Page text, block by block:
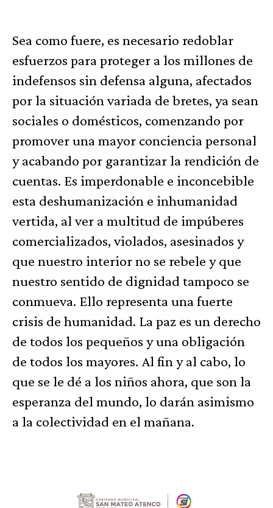
Sea como fuere, es necesario redoblar
esfuerzos para proteger a los millones de
indefensos sin defensa alguna, afectados
por la situación variada de bretes, ya sean
sociales o domésticos, comenzando por
promover una mayor conciencia personal
y acabando por garantizar la rendición de
cuentas. Es imperdonable e inconcebible
esta deshumanización e inhumanidad
vertida, al ver a multitud de impúberes
comercializados, violados, asesinados y
que nuestro interior no se rebele y que
nuestro sentido de dignidad tampoco se
conmueva. Ello representa una fuerte
crisis de humanidad. La paz es un derecho
de todos los pequeños y una obligación
de todos los mayores. Al fin y al cabo, lo
que se le dé a los niños ahora, que son la
esperanza del mundo, lo darán asimismo
a la colectividad en el mañana.